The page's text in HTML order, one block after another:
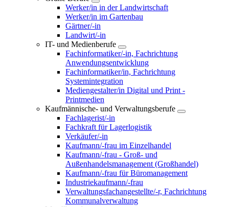
Werker/in in der Landwirtschaft
Werker/in im Gartenbau
Gärtner/-in
Landwirt/-in
IT- und Medienberufe
Fachinformatiker/-in, Fachrichtung
Anwendungsentwicklung
Fachinformatiker/in, Fachrichtung
Systemintegration
Mediengestalter/in Digital und Print -
Printmedien
Kaufmännische- und Verwaltungsberufe
Fachlagerist/-in
Fachkraft für Lagerlogistik
Verkäufer/-in
Kaufmann/-frau im Einzelhandel
Kaufmann/-frau - Groß- und
Außenhandelsmanagement (Großhandel)
Kaufmann/-frau für Büromanagement
Industriekaufmann/-frau
Verwaltungsfachangestellte/-r, Fachrichtung
Kommunalverwaltung